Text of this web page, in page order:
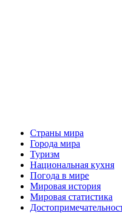
Страны мира
Города мира
Туризм
Национальная кухня
Погода в мире
Мировая история
Мировая статистика